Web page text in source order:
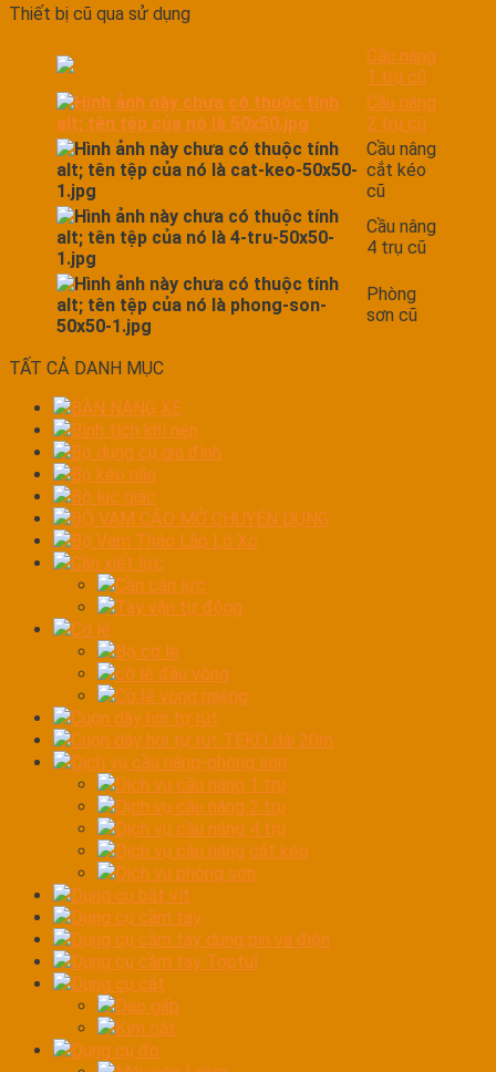
Thiết bị cũ qua sử dụng
Cầu nâng
1 trụ cũ
Cầu nâng
2 trụ cũ
Cầu nâng
cắt kéo
cũ
Cầu nâng
4 trụ cũ
Phòng
sơn cũ
TẤT CẢ DANH MỤC
BÀN NÁNG XE
Bình tích khí nén
Bộ dụng cụ gia đình
Bộ kéo nắn
Bộ lục giác
BỘ VAM CẢO MỞ CHUYÊN DỤNG
Bộ Vam Tháo Lắp Lò Xo
Cần xiết lực
Cần cân lực
Tay vặn tự động
Cờ lê
Bộ cờ lê
cờ lê đầu vòng
Cờ lê vòng miệng
Cuộn dây hơi tự rút
Cuộn dây hơi tự rút TEKO dài 20m
Dịch vụ cầu nâng-phòng sơn
Dịch vụ cầu nâng 1 trụ
Dịch vụ cầu nâng 2 trụ
Dịch vụ cầu nâng 4 trụ
Dịch vụ cầu nâng cắt kéo
Dịch vụ phòng sơn
Dụng cụ bắt vít
Dụng cụ cầm tay
Dụng cụ cầm tay dùng pin và điện
Dụng cụ cầm tay Toptul
Dụng cụ cắt
Dao gấp
Kìm cắt
Dụng cụ đo